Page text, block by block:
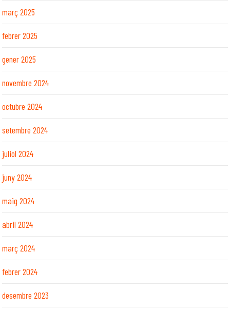
març 2025
febrer 2025
gener 2025
novembre 2024
octubre 2024
setembre 2024
juliol 2024
juny 2024
maig 2024
abril 2024
març 2024
febrer 2024
desembre 2023